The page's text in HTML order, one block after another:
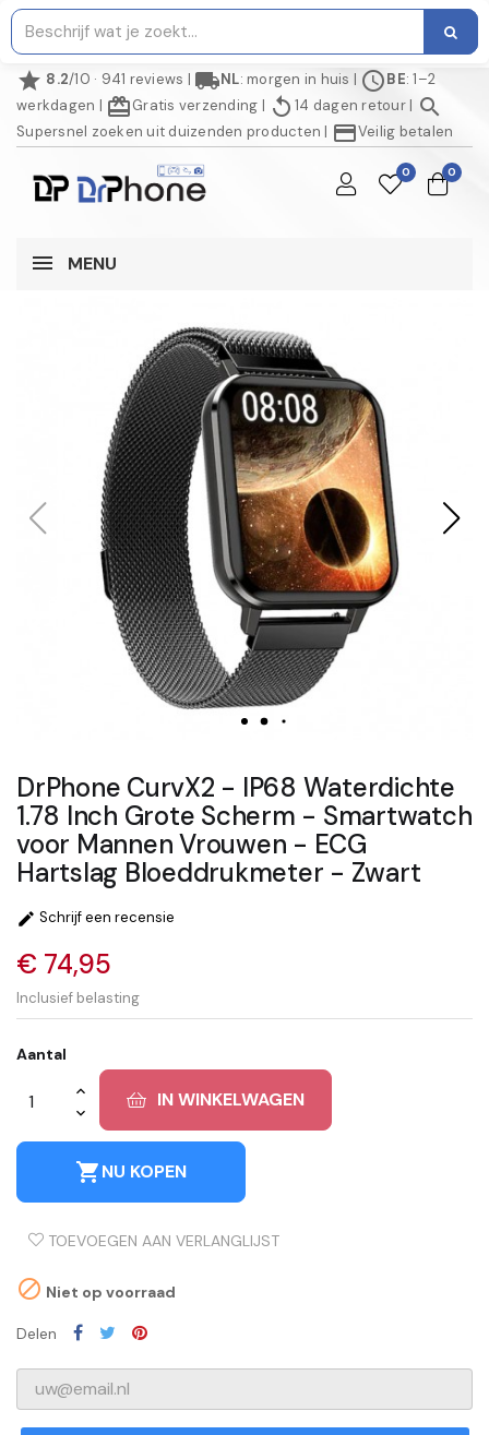
star 8.2/10 · 941 reviews | local_shippingNL: morgen in huis | scheduleBE: 1–2
werkdagen | redeemGratis verzending | replay 14 dagen retour| search
Supersnel zoeken uit duizenden producten | credit_cardVeilig betalen
0 0
MENU
DrPhone CurvX2 - IP68 Waterdichte
1.78 Inch Grote Scherm - Smartwatch
voor Mannen Vrouwen - ECG
Hartslag Bloeddrukmeter - Zwart
 Schrijf een recensie
€ 74,95
Inclusief belasting
Aantal
IN WINKELWAGEN
shopping_cartNU KOPEN
TOEVOEGEN AAN VERLANGLIJST
 Niet op voorraad
Delen